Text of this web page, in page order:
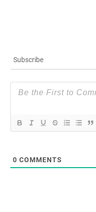
Subscribe
0 COMMENTS